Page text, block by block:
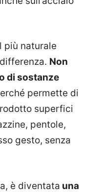
più naturale
Non
di sostanze
permette di
superfici
pentole,
gesto, senza
è diventata una